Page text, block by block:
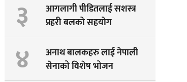
३
आगलागी पीडितलाई सशस्त्र
प्रहरी बलको सहयोग
४
अनाथ बालकहरु लाई नेपाली
सेनाको विशेष भोजन